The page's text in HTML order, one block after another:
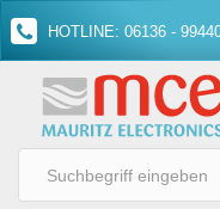
HOTLINE: 06136 -